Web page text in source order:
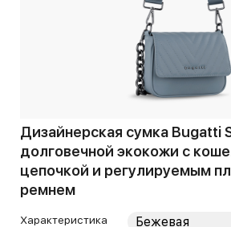
Дизайнерская сумка Bugatti
долговечной экокожи с
цепочкой и регулируемым
ремнем
Характеристика